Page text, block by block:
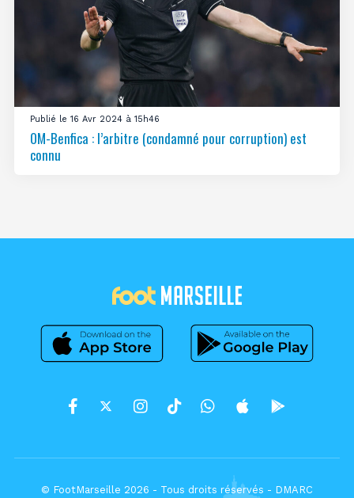
Publié le 16 Avr 2024 à 15h46
OM-Benfica : l’arbitre (condamné pour corruption) est
connu
© FootMarseille 2026 - Tous droits réservés - DMARC